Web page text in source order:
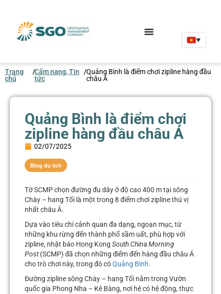
▼
Trang
chủ
/Cẩm nang, Tin
tức
/Quảng Bình là điểm chơi zipline hàng đầu
châu Á
Quảng Bình là điểm chơi
zipline hàng đầu châu Á
02/07/2025
Blog du lịch
Tờ SCMP chọn đường đu dây ở độ cao 400 m tại sông
Chày – hang Tối là một trong 8 điểm chơi zipline thú vị
nhất châu Á.
Dựa vào tiêu chí cảnh quan đa dạng, ngoạn mục, từ
những khu rừng đến thành phố sầm uất, phù hợp với
zipline, nhật báo Hong Kong South China Morning
Post(SCMP) đã chọn những điểm đến hàng đầu châu Á
cho trò chơi này, trong đó cóQuảng Bình.
Đường zipline sông Chày – hang Tối nằm trong Vườn
quốc gia Phong Nha – Kẻ Bàng, nơi hệ có hệ động, thực